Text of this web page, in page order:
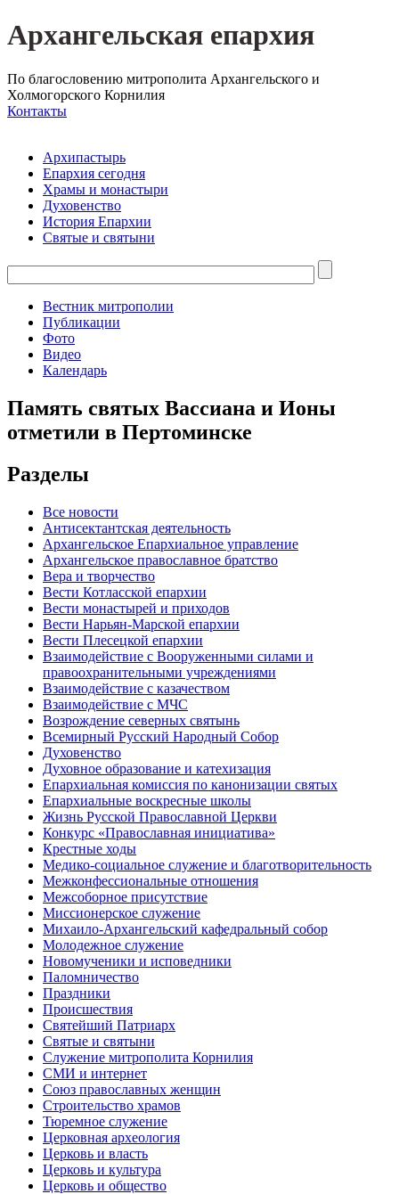
Архангельская епархия
По благословению митрополита Архангельского и
Холмогорского Корнилия
Контакты
Архипастырь
Епархия сегодня
Храмы и монастыри
Духовенство
История Епархии
Святые и святыни
Вестник митрополии
Публикации
Фото
Видео
Календарь
Память святых Вассиана и Ионы
отметили в Пертоминске
Разделы
Все новости
Антисектантская деятельность
Архангельское Епархиальное управление
Архангельское православное братство
Вера и творчество
Вести Котласской епархии
Вести монастырей и приходов
Вести Нарьян-Марской епархии
Вести Плесецкой епархии
Взаимодействие с Вооруженными силами и
правоохранительными учреждениями
Взаимодействие с казачеством
Взаимодействие с МЧС
Возрождение северных святынь
Всемирный Русский Народный Собор
Духовенство
Духовное образование и катехизация
Епархиальная комиссия по канонизации святых
Епархиальные воскресные школы
Жизнь Русской Православной Церкви
Конкурс «Православная инициатива»
Крестные ходы
Медико-социальное служение и благотворительность
Межконфессиональные отношения
Межсоборное присутствие
Миссионерское служение
Михаило-Архангельский кафедральный собор
Молодежное служение
Новомученики и исповедники
Паломничество
Праздники
Происшествия
Святейший Патриарх
Святые и святыни
Служение митрополита Корнилия
СМИ и интернет
Союз православных женщин
Строительство храмов
Тюремное служение
Церковная археология
Церковь и власть
Церковь и культура
Церковь и общество